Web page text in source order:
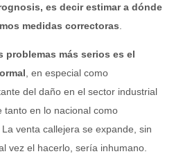
es decir estimar a dónde
medidas correctoras
más serios es el
, en especial como
del daño en el sector industrial
tanto en lo nacional como
venta callejera se expande, sin
vez el hacerlo, sería inhumano.